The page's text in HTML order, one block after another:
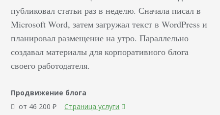
публиковал статьи раз в неделю. Сначала писал в
Microsoft Word, затем загружал текст в WordPress и
планировал размещение на утро. Параллельно
создавал материалы для корпоративного блога
своего работодателя.
Продвижение блога
от 46 200 ₽
Страница услуги